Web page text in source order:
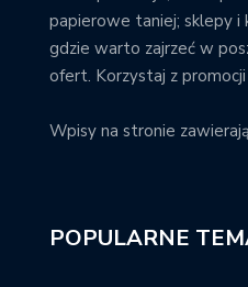
papierowe taniej; sklepy i
gdzie warto zajrzeć w
ofert. Korzystaj z
Wpisy na stronie
POPULARNE